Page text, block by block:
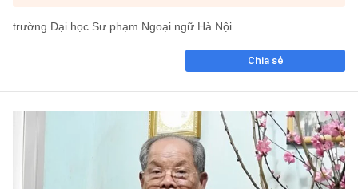
trường Đại học Sư phạm Ngoại ngữ Hà Nội
Chia sẻ